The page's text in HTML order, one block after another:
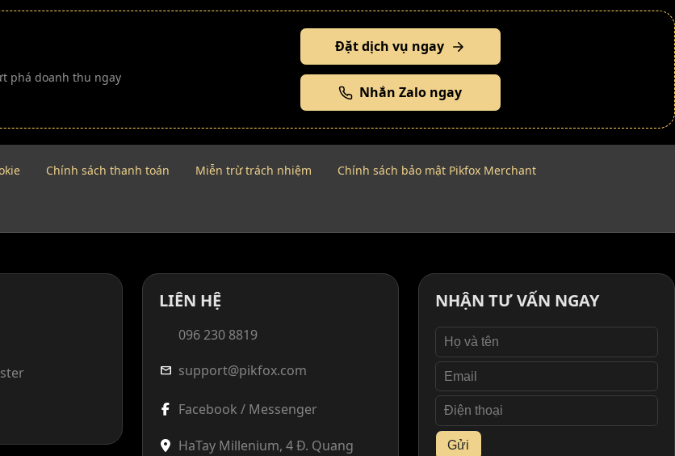
phá doanh thu ngay
Đặt dịch vụ ngay
Nhắn Zalo ngay
Chính sách thanh toán Miễn trừ trách nhiệm Chính sách bảo mật Pikfox Merchant
LIÊN HỆ
096 230 8819
mail support@pikfox.com
Facebook / Messenger
HaTay Millenium, 4 Đ. Quang
NHẬN TƯ VẤN NGAY
Gửi